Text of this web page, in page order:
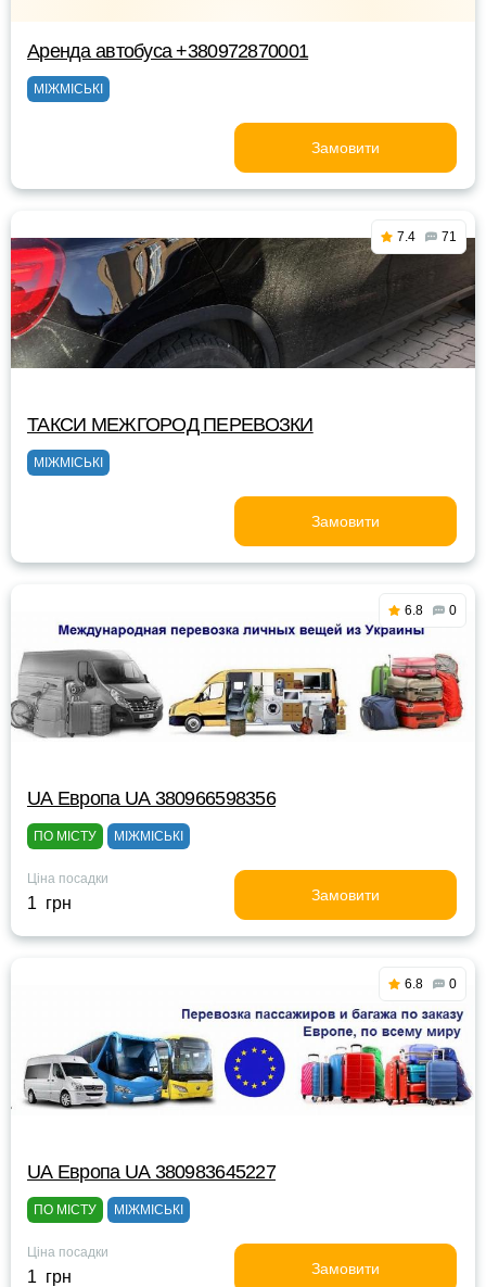
Аренда автобуса +380972870001
МІЖМІСЬКІ
Замовити
7.4 71
ТАКСИ МЕЖГОРОД ПЕРЕВОЗКИ
МІЖМІСЬКІ
Замовити
6.8 0
UА Европа UА 380966598356
ПО МІСТУ МІЖМІСЬКІ
Ціна посадки
1 грн Замовити
6.8 0
UА Европа UА 380983645227
ПО МІСТУ МІЖМІСЬКІ
Ціна посадки
1 грн Замовити